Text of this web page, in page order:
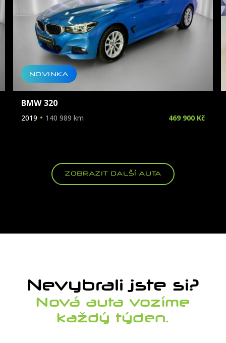
NOVINKA
BMW 320
2019 140 989 km 469 900 Kč
ZOBRAZIT DALŠÍ AUTA
Nevybrali jste si?
Nová auta vozíme
každý týden.